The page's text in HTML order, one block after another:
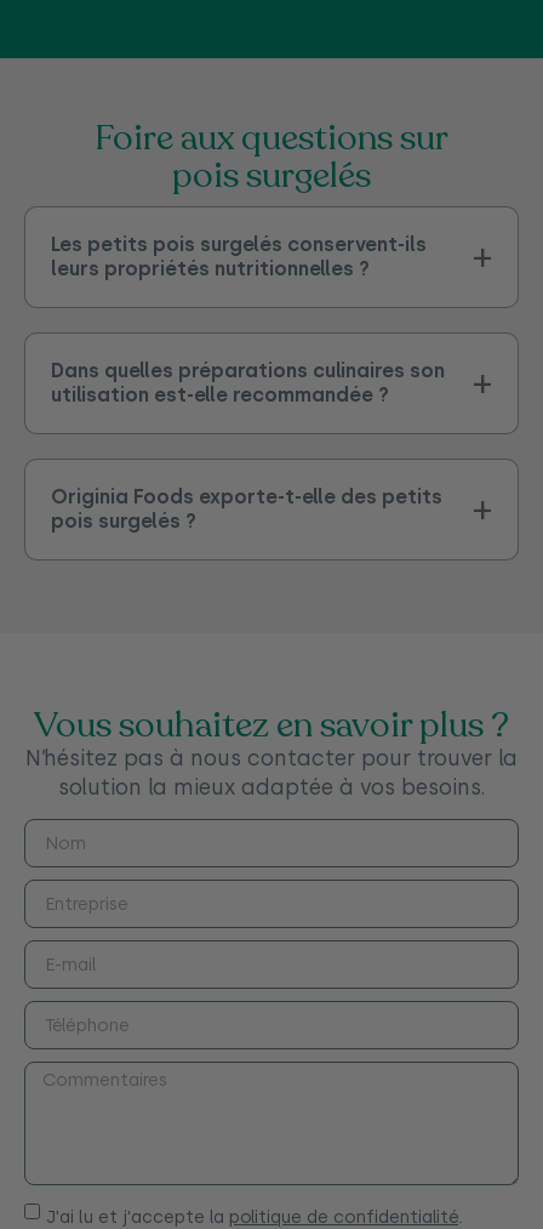
foire aux questions sur
pois surgelés
Les petits pois surgelés conservent-ils
leurs propriétés nutritionnelles ?
Dans quelles préparations culinaires son
utilisation est-elle recommandée ?
Originia Foods exporte-t-elle des petits
pois surgelés ?
Vous souhaitez en savoir plus ?
N’hésitez pas à nous contacter pour trouver la
solution la mieux adaptée à vos besoins.
J'ai lu et j'accepte la politique de confidentialité.